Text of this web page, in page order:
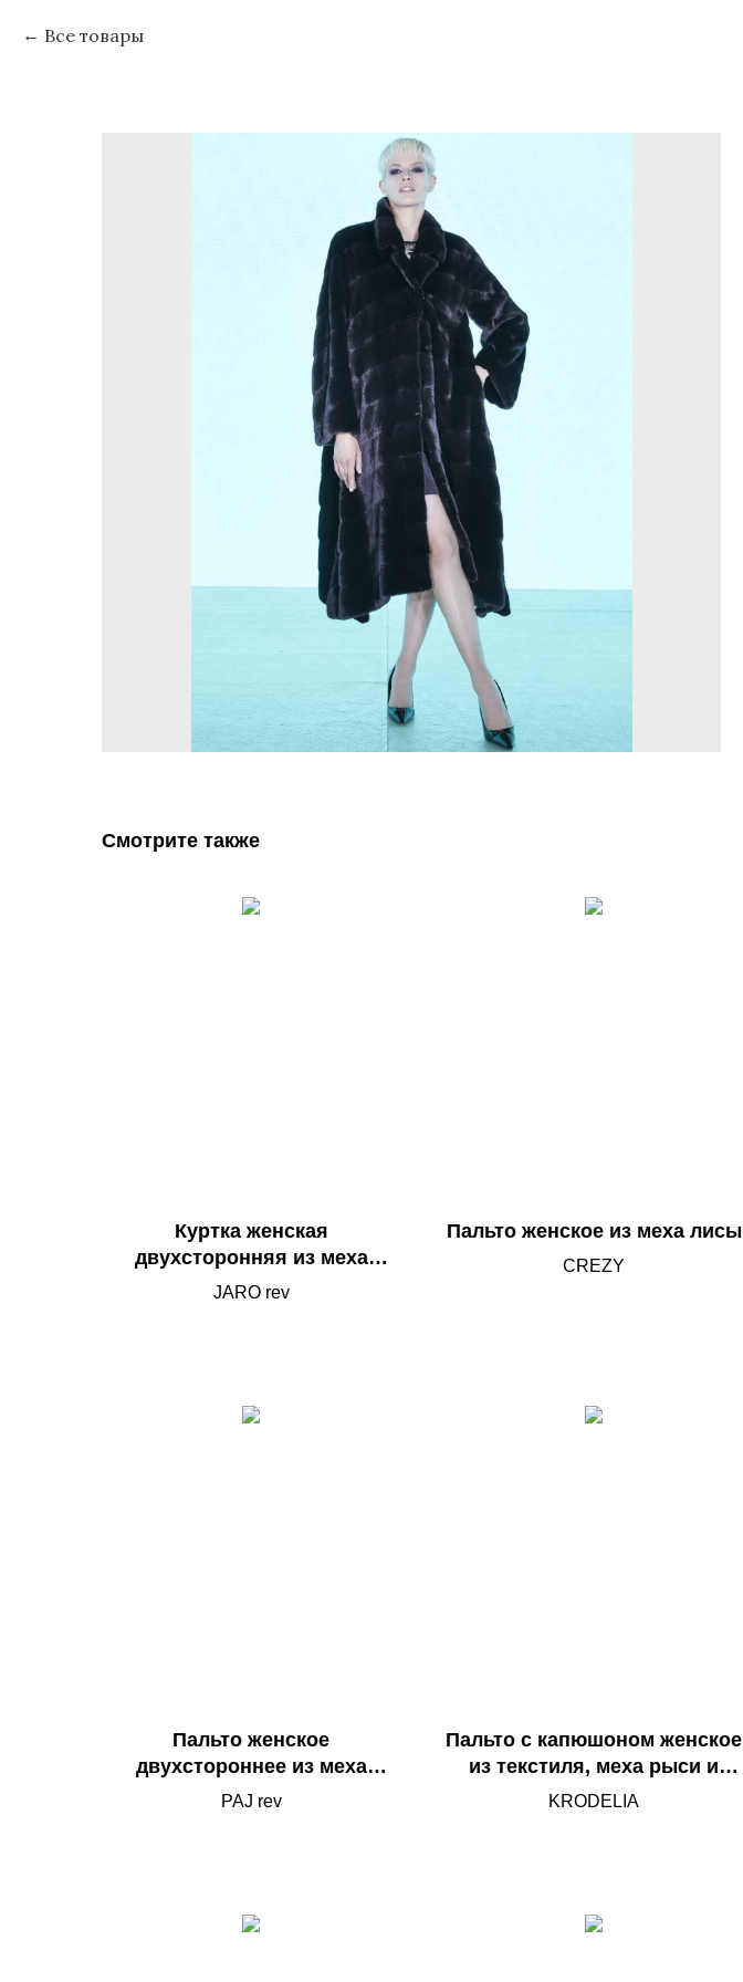
Все товары
Смотрите также
Куртка женская
двухсторонняя из меха
соболя
JARO rev
Пальто женское из меха лисы
CREZY
Пальто женское
двухстороннее из меха
соболя
PAJ rev
Пальто с капюшоном женское
из текстиля, меха рыси и
кролика
KRODELIA